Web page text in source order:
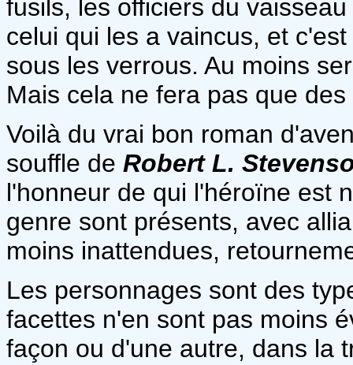
fusils, les officiers du
celui qui les a vaincus, et
sous les verrous. Au moins
Mais cela ne fera pas que
Voilà du vrai bon roman
souffle de Robert L.
l'honneur de qui l'héroïne est
genre sont présents, avec
moins inattendues,
Les personnages sont des
facettes n'en sont pas moins
façon ou d'une autre, dans la